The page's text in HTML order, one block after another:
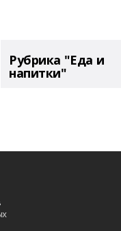
Рубрика "Еда и
напитки"